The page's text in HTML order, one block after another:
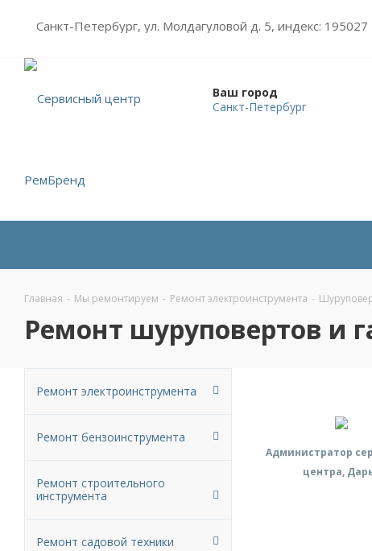
Санкт-Петербург, ул. Молдагуловой д. 5, индекс: 195027
Ваш город
Санкт-Петербург
Главная - Мы ремонтируем - Ремонт электроинструмента -
Ремонт шуруповертов и
Администратор
центра,
Ремонт электроинструмента
Ремонт бензоинструмента
Ремонт строительного
инструмента
Ремонт садовой техники